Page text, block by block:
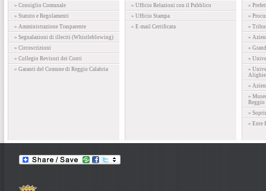
» Consiglio Comunale
» Statuto e Regolamenti
» Amministrazione Trasparente
» Segnalazioni di illeciti (Whistleblowing)
» Circoscrizioni
» Collegio Revisori dei Conti
» Garanti del Comune di Reggio Calabria
» Ufficio Relazioni con il Pubblico
» Ufficio Stampa
» E-mail Certificata
»
»
»
»
»
»
»
»
»
Reggio
»
» Ente